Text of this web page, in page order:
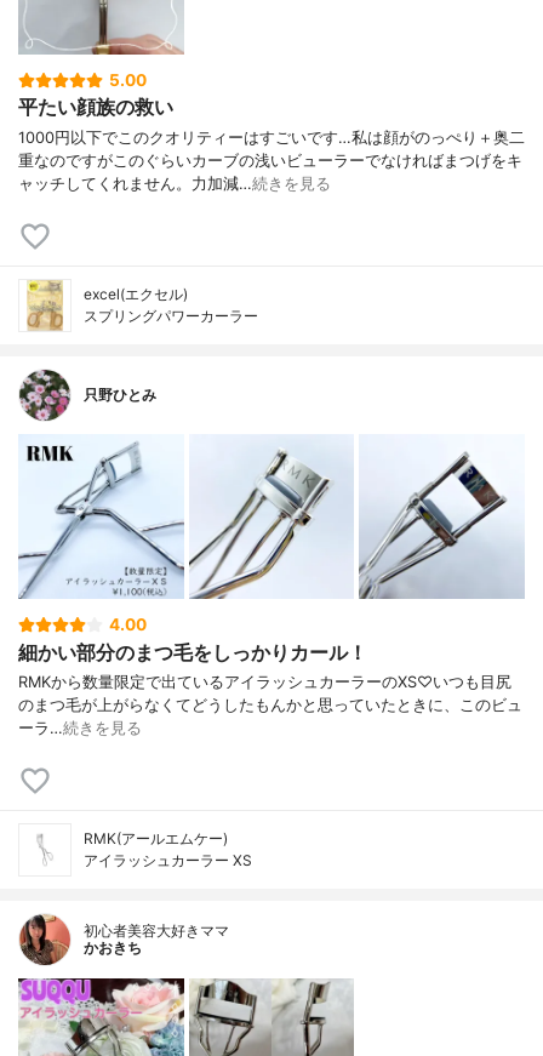
5.00
平たい顔族の救い
1000円以下でこのクオリティーはすごいです…私は顔がのっぺり＋奥二
重なのですがこのぐらいカーブの浅いビューラーでなければまつげをキ
ャッチしてくれません。力加減…続きを見る
excel(エクセル)
スプリングパワーカーラー
只野ひとみ
4.00
細かい部分のまつ毛をしっかりカール！
ㅤㅤㅤㅤㅤㅤㅤㅤㅤㅤㅤㅤㅤRMKから数量限定で出ているアイラッシュカーラーのXS♡いつも目尻
のまつ毛が上がらなくてどうしたもんかと思っていたときに、このビュ
ーラ…続きを見る
RMK(アールエムケー)
アイラッシュカーラー XS
初心者美容大好きママ
かおきち